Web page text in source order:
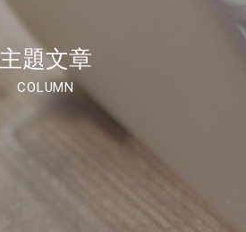
主題文章
COLUMN